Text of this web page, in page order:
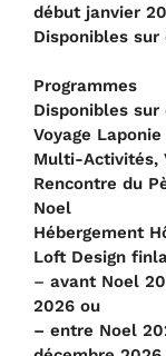
début janvier
Disponibles
Programmes
Disponibles
Voyage
Multi-Activités,
Rencontre du
Noel
Hébergement
Loft Design
– avant Noel
2026 ou
– entre Noel